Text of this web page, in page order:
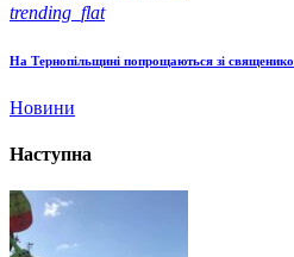
trending_flat
На Тернопільщині попрощаються зі
Новини
Наступна